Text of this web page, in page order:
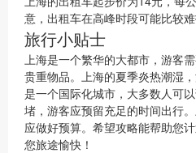
意，出租车在高峰时段可能比较难
旅行小贴士
上海是一个繁华的大都市，游客
贵重物品。上海的夏季炎热潮湿
是一个国际化城市，大多数人可
堵，游客应预留充足的时间出行
应做好预算。希望攻略能帮助您
您旅途愉快！